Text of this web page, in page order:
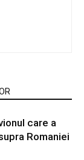
care a
Romaniei